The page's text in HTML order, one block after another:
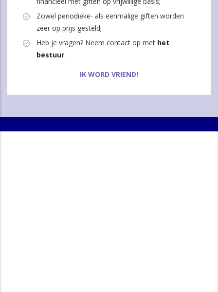
Zowel periodieke- als eenmalige giften worden
zeer op prijs gesteld;
Heb je vragen? Neem contact op met het
bestuur.
IK WORD VRIEND!